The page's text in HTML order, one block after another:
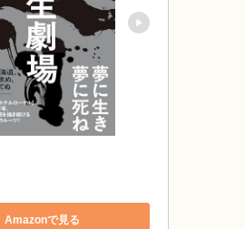
Amazonで見る